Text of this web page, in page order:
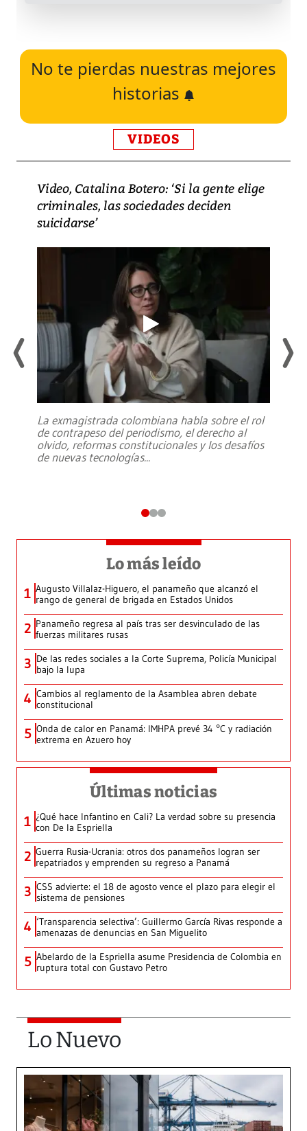
No te pierdas nuestras mejores
historias
VIDEOS
Video, Catalina Botero: ‘Si la gente elige
criminales, las sociedades deciden
suicidarse’
La exmagistrada colombiana habla sobre el rol
de contrapeso del periodismo, el derecho al
olvido, reformas constitucionales y los desafíos
de nuevas tecnologías...
Lo más leído
1 Augusto Villalaz-Higuero, el panameño que alcanzó el
rango de general de brigada en Estados Unidos
2 Panameño regresa al país tras ser desvinculado de las
fuerzas militares rusas
3 De las redes sociales a la Corte Suprema, Policía Municipal
bajo la lupa
4 Cambios al reglamento de la Asamblea abren debate
constitucional
5 Onda de calor en Panamá: IMHPA prevé 34 °C y radiación
extrema en Azuero hoy
Últimas noticias
1 ¿Qué hace Infantino en Cali? La verdad sobre su presencia
con De la Espriella
2 Guerra Rusia-Ucrania: otros dos panameños logran ser
repatriados y emprenden su regreso a Panamá
3 CSS advierte: el 18 de agosto vence el plazo para elegir el
sistema de pensiones
4 ‘Transparencia selectiva’: Guillermo García Rivas responde a
amenazas de denuncias en San Miguelito
5 Abelardo de la Espriella asume Presidencia de Colombia en
ruptura total con Gustavo Petro
Lo Nuevo